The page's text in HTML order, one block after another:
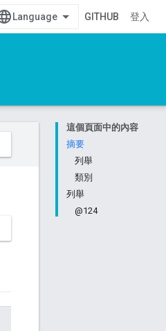
GITHUB 登入
這個頁面中的內容
摘要
列舉
類別
列舉
@124